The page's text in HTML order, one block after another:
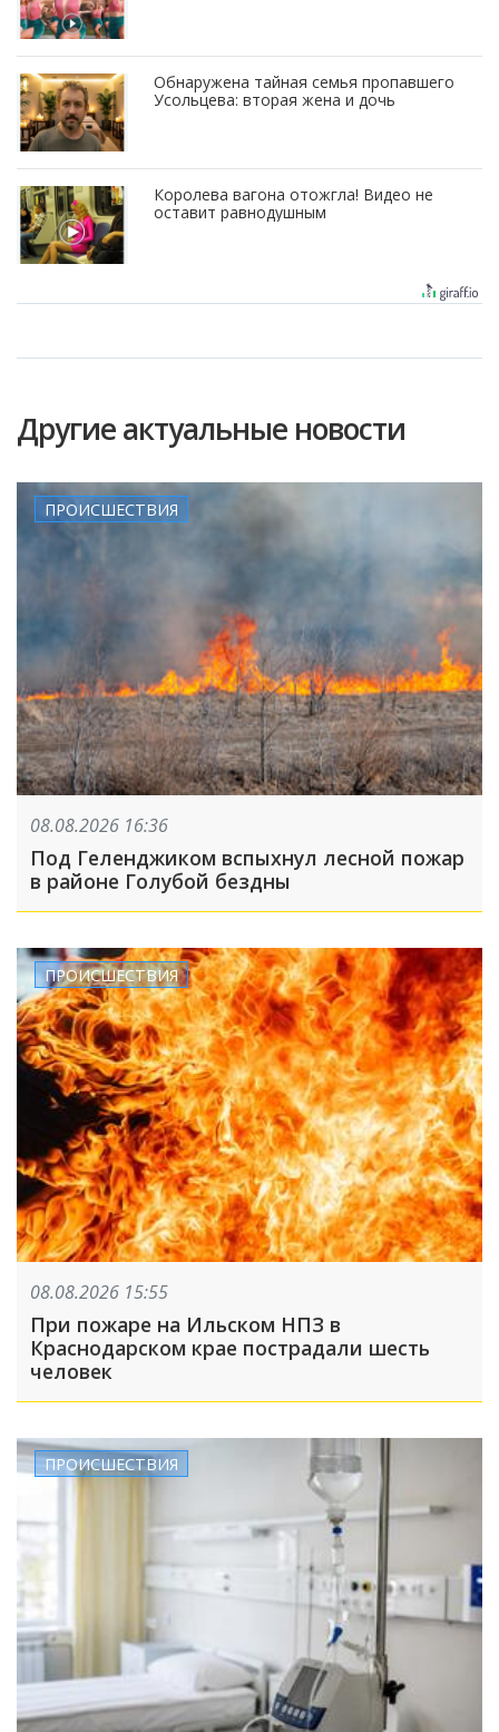
Обнаружена тайная семья пропавшего
Усольцева: вторая жена и дочь
Королева вагона отожгла! Видео не
оставит равнодушным
Другие актуальные новости
ПРОИСШЕСТВИЯ
08.08.2026 16:36
Под Геленджиком вспыхнул лесной пожар
в районе Голубой бездны
ПРОИСШЕСТВИЯ
08.08.2026 15:55
При пожаре на Ильском НПЗ в
Краснодарском крае пострадали шесть
человек
ПРОИСШЕСТВИЯ